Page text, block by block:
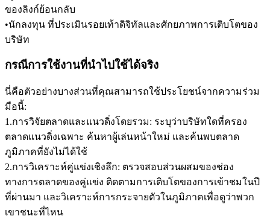
ของลิงก์ย้อนกลับ
•นักลงทุน ที่ประเมินรอยเท้าดิจิทัลและศักยภาพการเติบโตของ
บริษัท
กรณีการใช้งานที่นำไปใช้ได้จริง
นี่คือตัวอย่างบางส่วนที่คุณสามารถใช้ประโยชน์จากความร่วม
มือนี้:
1 .การวิจัยตลาดและแนวดิ่งโดยรวม: ระบุว่าบริษัทใดที่ครอง
ตลาดแนวดิ่งเฉพาะ ค้นหาผู้เล่นหน้าใหม่ และค้นพบตลาด
ภูมิภาคที่ยังไม่ได้ใช้
2.การวิเคราะห์คู่แข่งเชิงลึก: ตรวจสอบส่วนผสมของช่อง
ทางการตลาดของคู่แข่ง ติดตามการเติบโตของการเข้าชมในปี
ที่ผ่านมา และวิเคราะห์การกระจายตัวในภูมิภาคเพื่อดูว่าพวก
เขาชนะที่ไหน